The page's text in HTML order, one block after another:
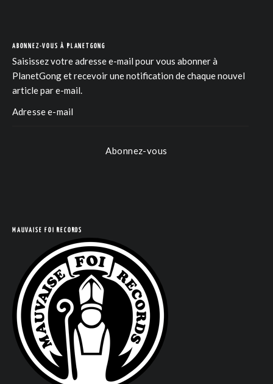
ABONNEZ-VOUS À PLANETGONG
Saisissez votre adresse e-mail pour vous abonner à
PlanetGong et recevoir une notification de chaque nouvel
article par e-mail.
Abonnez-vous
MAUVAISE FOI RECORDS